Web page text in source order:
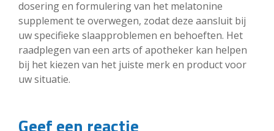
dosering en formulering van het melatonine
supplement te overwegen, zodat deze aansluit bij
uw specifieke slaapproblemen en behoeften. Het
raadplegen van een arts of apotheker kan helpen
bij het kiezen van het juiste merk en product voor
uw situatie.
Geef een reactie